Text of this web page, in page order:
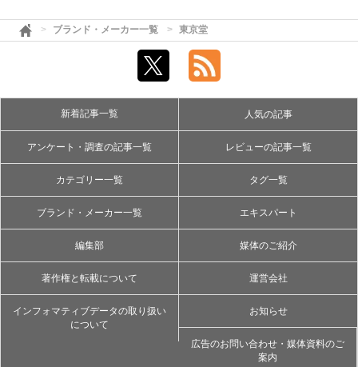
ブランド・メーカー一覧 東京堂
新着記事一覧 人気の記事
アンケート・調査の記事一覧 レビューの記事一覧
カテゴリー一覧 タグ一覧
ブランド・メーカー一覧 エキスパート
編集部 媒体のご紹介
著作権と転載について 運営会社
インフォマティブデータの取り扱い
について
お知らせ
広告のお問い合わせ・媒体資料のご
案内